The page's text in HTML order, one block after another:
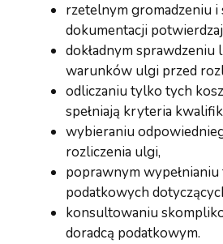
rzetelnym gromadzeniu
dokumentacji
dokładnym sprawdzeniu
warunków ulgi przed
odliczaniu tylko tych
spełniają kryteria
wybieraniu
rozliczenia ulgi,
poprawnym
podatkowych
konsultowaniu
doradcą podatkowym.